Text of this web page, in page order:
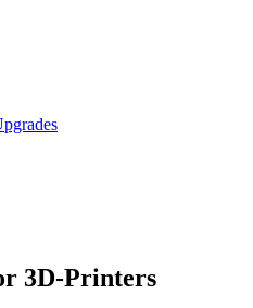
3D-Printers